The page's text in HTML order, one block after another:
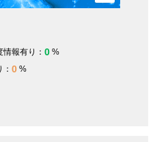
報有り： 0 %
0 %